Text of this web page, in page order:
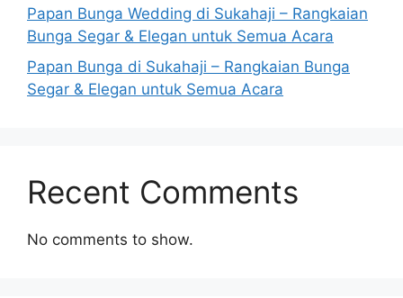
Papan Bunga Wedding di Sukahaji – Rangkaian
Bunga Segar & Elegan untuk Semua Acara
Papan Bunga di Sukahaji – Rangkaian Bunga
Segar & Elegan untuk Semua Acara
Recent Comments
No comments to show.